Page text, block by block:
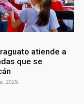
atiende a
que se
2025